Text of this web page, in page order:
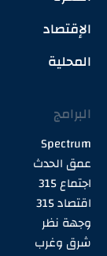
الإقتصاد
المحلية
البرامج
Spectrum
عمق الحدث
اجتماع 315
اقتصاد 315
وجهة نظر
شرق وغرب